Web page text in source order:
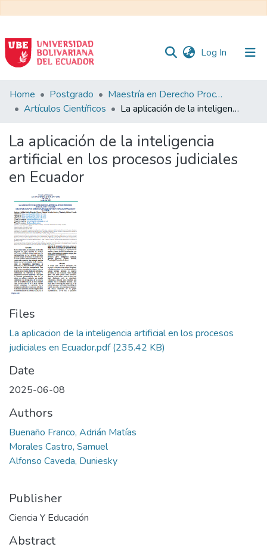
Log In (current)
Communities
&
All of DSpace
Statistics
Home Postgrado
Maestría en Derecho Procesal
Artículos Científicos
La aplicación de la inteligencia artificial en los procesos judiciales en Ecuador
La aplicación de la inteligencia
artificial en los procesos judiciales
en Ecuador
Files
La aplicacion de la inteligencia artificial en los procesos
judiciales en Ecuador.pdf(235.42 KB)
Date
2025-06-08
Authors
Buenaño Franco, Adrián Matías
Morales Castro, Samuel
Alfonso Caveda, Duniesky
Publisher
Ciencia Y Educación
Abstract